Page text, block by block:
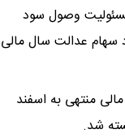
وجوه که مسئولیت وصول سود
سهام عدالت سال مالی
سود سهام عدالت سال مالی منتهی به اسفند